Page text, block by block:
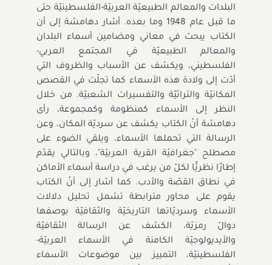
البلدات والمعالم الطبيعيّة العربيّة-الفلسطينيّة حتى
ما قبل عام 1948 وما بعده. أشار دهامشة إلى أن
الكتاب يبحث في معاني ومضامين أسماء البلدان
والمعالم الطبيعيّة في المجتمع العربي-
الفلسطيني، ويكشف عن الأسباب والظروف التي
أدّت إلى ولادة هذه الأسماء كما تجلّت في القصص
المكانيّة والتراثيّة والتفسيرات الشعبيّة. من خلال
النظر إلى الأسماء كمنظومة وكمجموعة، رأى
دهامشة أنّ الكتاب يكشف عن سرديّة المكان، وعن
الرسالة التي تحملها الأسماء، ويلقي الضوء على
مصطلح "جغرافيّة القرية العربيّة"، وبالتالي يقدّم
إطارًا نظريًّا لكلّ من يرغب في دراسة أسماء الأماكن
في نطاق القصّة والأدب. كما أشار إلى أنّ الكتاب
يقوم على محاور مترابطة تشمل تحليل دلالات
الأسماء وسرديّاتها التاريخيّة والثقافيّة بوصفها
دوالّ رمزيّة، الكشف عن الرسالة الثقافيّة
والأيديولوجيّة الكامنة في الأسماء العربيّة-
الفلسطينيّة، التمييز بين موضوعات الأسماء